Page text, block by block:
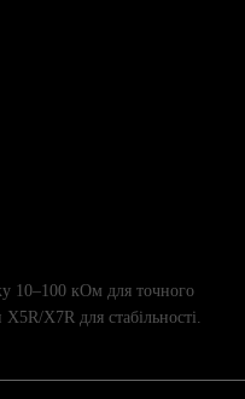
10–100 кОм для точного
X7R для стабільності.